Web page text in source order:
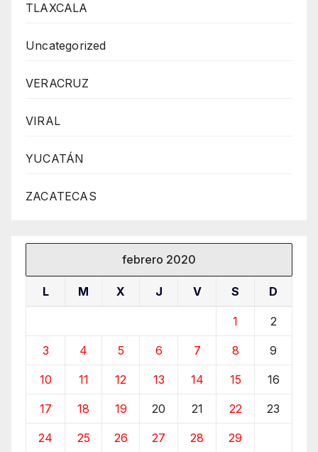
TLAXCALA
Uncategorized
VERACRUZ
VIRAL
YUCATÁN
ZACATECAS
febrero 2020
L M X J V S D
1 2
3 4 5 6 7 8 9
10 11 12 13 14 15 16
17 18 19 20 21 22 23
24 25 26 27 28 29